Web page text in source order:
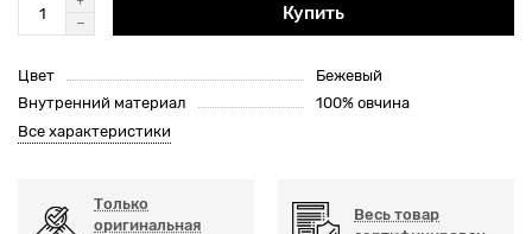
Купить
Цвет
Бежевый
Внутренний материал
100% овчина
Все характеристики
Только
оригинальная
Весь товар